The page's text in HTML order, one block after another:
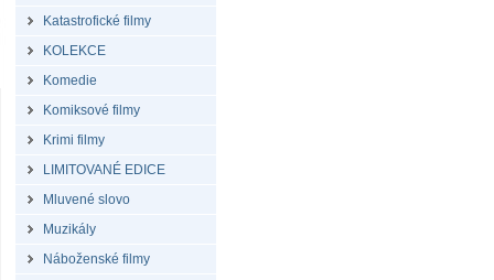
Katastrofické filmy
KOLEKCE
Komedie
Komiksové filmy
Krimi filmy
LIMITOVANÉ EDICE
Mluvené slovo
Muzikály
Náboženské filmy